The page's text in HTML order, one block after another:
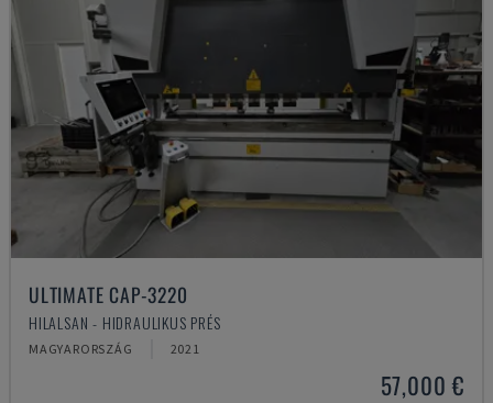
ULTIMATE CAP-3220
HILALSAN - HIDRAULIKUS PRÉS
MAGYARORSZÁG 2021
57,000 €